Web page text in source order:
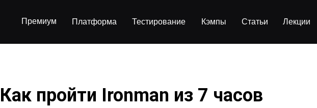
Премиум Платформа Кэмпы
Тестирование Статьи Лекции
Как пройти Ironman из 7 часов